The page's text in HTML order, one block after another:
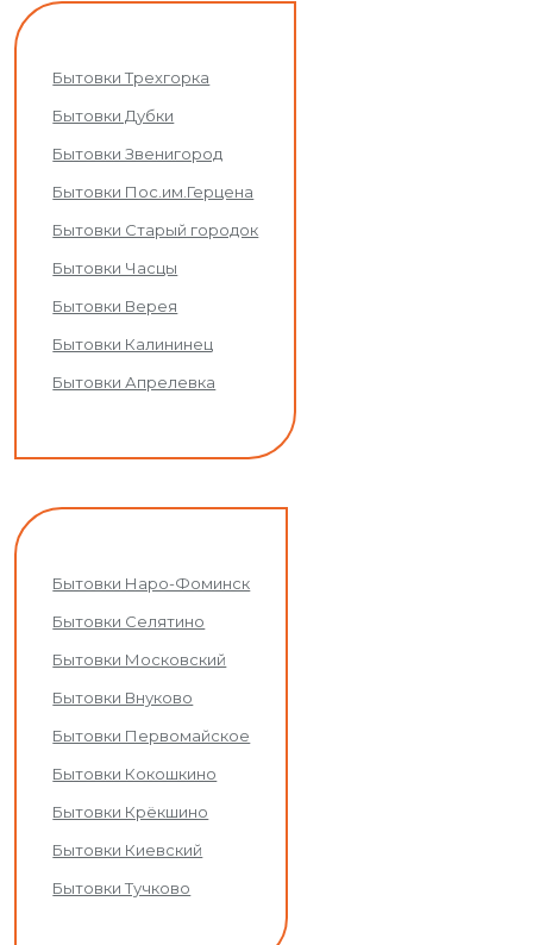
Бытовки Трехгорка
Бытовки Дубки
Бытовки Звенигород
Бытовки Пос.им.Герцена
Бытовки Старый городок
Бытовки Часцы
Бытовки Верея
Бытовки Калининец
Бытовки Апрелевка
Бытовки Наро-Фоминск
Бытовки Селятино
Бытовки Московский
Бытовки Внуково
Бытовки Первомайское
Бытовки Кокошкино
Бытовки Крёкшино
Бытовки Киевский
Бытовки Тучково